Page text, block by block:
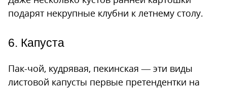
подарят некрупные клубни к летнему столу.
6. Капуста
Пак-чой, кудрявая, пекинская — эти виды
листовой капусты первые претендентки на